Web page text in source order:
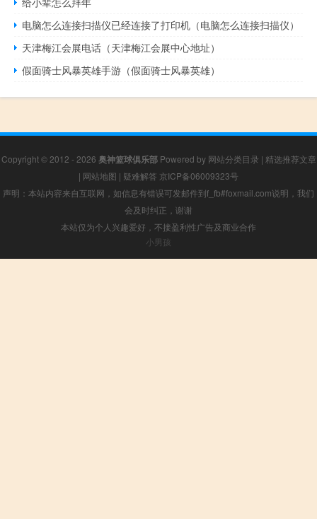
电脑怎么连接扫描仪已经连接了打印机（电脑怎么连接扫描仪）
天津梅江会展电话（天津梅江会展中心地址）
假面骑士风暴英雄手游（假面骑士风暴英雄）
Copyright © 2012 - 2026 奥神篮球俱乐部Powered by 网站分类目录 | 精选推荐文章
| 网站地图 | 疑难解答 京ICP备06009323号
声明：本站内容来自互联网，如信息有错误可发邮件到f_fb#foxmail.com说明，我们
会及时纠正，谢谢
本站仅为个人兴趣爱好，不接盈利性广告及商业合作
小男孩